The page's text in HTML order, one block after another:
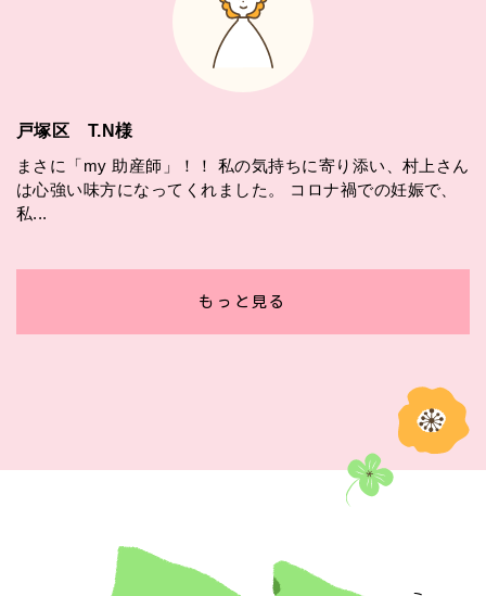
戸塚区 T.N様
まさに「my 助産師」！！ 私の気持ちに寄り添い、村上さん
は心強い味方になってくれました。 コロナ禍での妊娠で、
私...
もっと見る